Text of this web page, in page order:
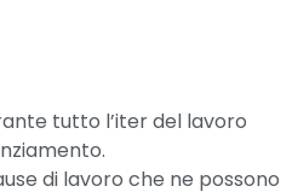
tutto l’iter del lavoro
di lavoro che ne possono